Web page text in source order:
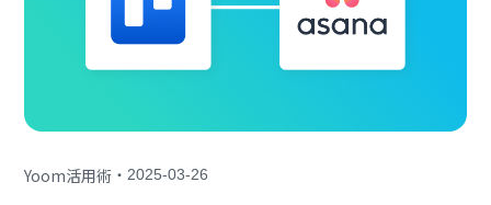
Yoom活用術 ・2025-03-26